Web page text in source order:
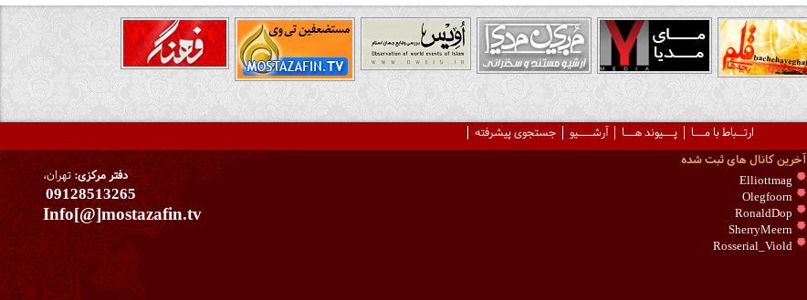
ارتــباط با مـــا پـــیوند هـــا آرشــــیو جستجوی پیشرفته
دفتر مرکزی:تهران،
09128513265
Info[@]mostazafin.tv
آخرین کانال های ثبت شده
Elliottmag
Olegfoorn
RonaldDop
SherryMeern
Rosserial_Viold